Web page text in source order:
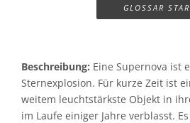
GLOSSAR
Beschreibung: Eine Supernova ist
Sternexplosion. Für kurze Zeit ist
weitem leuchtstärkste Objekt in
im Laufe einiger Jahre verblasst.